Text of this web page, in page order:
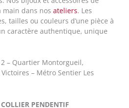
main dans nos ateliers. Les
tailles ou couleurs d’une pièce à
caractère authentique, unique
– Quartier Montorgueil,
– Métro Sentier Les
PENDENTIF